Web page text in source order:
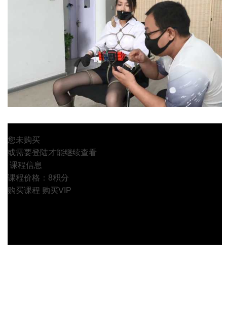
您未购买
或需要登陆才能继续查看
课程信息
课程价格：8积分
购买课程 购买VIP